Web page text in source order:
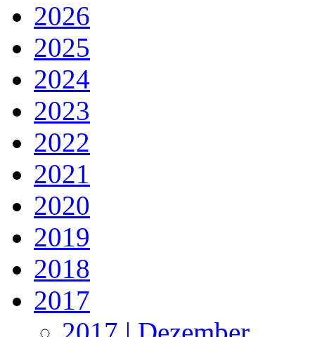
2026
2025
2024
2023
2022
2021
2020
2019
2018
2017